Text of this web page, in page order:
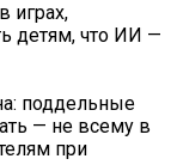
играх,
детям, что ИИ —
поддельные
— не всему в
при